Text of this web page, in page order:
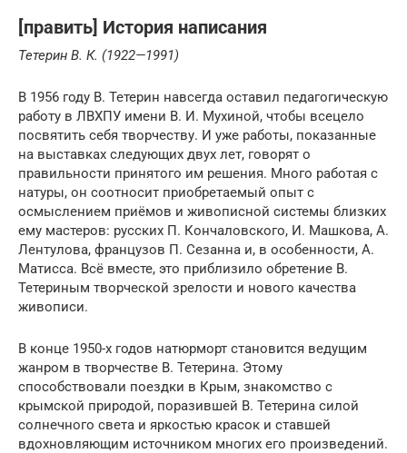
[править] История написания
Тетерин В. К. (1922—1991)
В 1956 году В. Тетерин навсегда оставил педагогическую
работу в ЛВХПУ имени В. И. Мухиной, чтобы всецело
посвятить себя творчеству. И уже работы, показанные
на выставках следующих двух лет, говорят о
правильности принятого им решения. Много работая с
натуры, он соотносит приобретаемый опыт с
осмыслением приёмов и живописной системы близких
ему мастеров: русских П. Кончаловского, И. Машкова, А.
Лентулова, французов П. Сезанна и, в особенности, А.
Матисса. Всё вместе, это приблизило обретение В.
Тетериным творческой зрелости и нового качества
живописи.
В конце 1950-х годов натюрморт становится ведущим
жанром в творчестве В. Тетерина. Этому
способствовали поездки в Крым, знакомство с
крымской природой, поразившей В. Тетерина силой
солнечного света и яркостью красок и ставшей
вдохновляющим источником многих его произведений.